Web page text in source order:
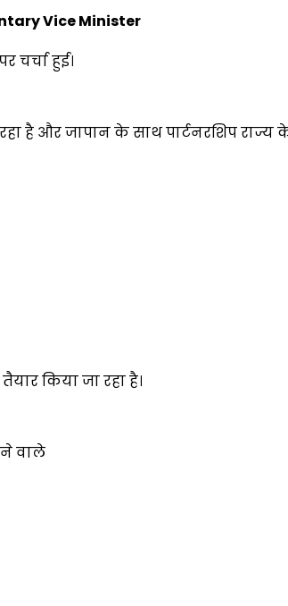
Vice Minister
हुई।
है और जापान के साथ पार्टनरशिप राज्य
किया जा रहा है।
वाले